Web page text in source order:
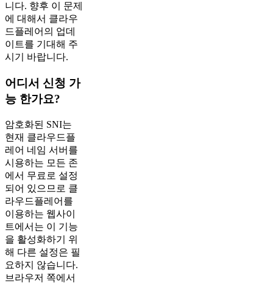
니다. 향후 이 문제
에 대해서 클라우
드플레어의 업데
이트를 기대해 주
시기 바랍니다.
어디서 신청 가
능 한가요?
암호화된 SNI는
현재 클라우드플
레어 네임 서버를
시용하는 모든 존
에서 무료로 설정
되어 있으므로 클
라우드플레어를
이용하는 웹사이
트에서는 이 기능
을 활성화하기 위
해 다른 설정은 필
요하지 않습니다.
브라우저 쪽에서